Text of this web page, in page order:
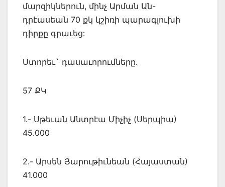
մարզիկներուն, մինչ Արման Ան-
դրէասեան 70 քկ կշիռի պարագլուխի
դիրքը գրաւեց:
Ստորեւ` դասաւորումները.
57 ՔԿ
1.- Սթեւան Անտրէա Միչիչ (Սերպիա)
45.000
2.- Արսեն Յարութիւնեան (Հայաստան)
41.000